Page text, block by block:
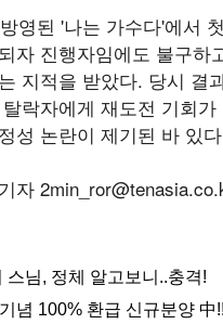
영된 '나는 가수다'에서
자 진행자임에도 불구하
지적을 받았다. 당시 결
락자에게 재도전 기회가
성 논란이 제기된 바 있
자